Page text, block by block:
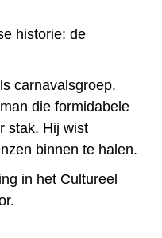
historie: de
carnavalsgroep.
die formidabele
stak. Hij wist
binnen te halen.
in het Cultureel